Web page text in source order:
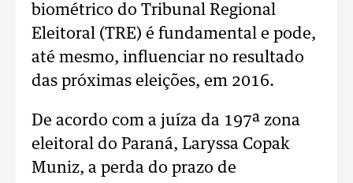
biométrico do Tribunal Regional
Eleitoral (TRE) é fundamental e pode,
até mesmo, influenciar no resultado
das próximas eleições, em 2016.
De acordo com a juíza da 197ª zona
eleitoral do Paraná, Laryssa Copak
Muniz, a perda do prazo de